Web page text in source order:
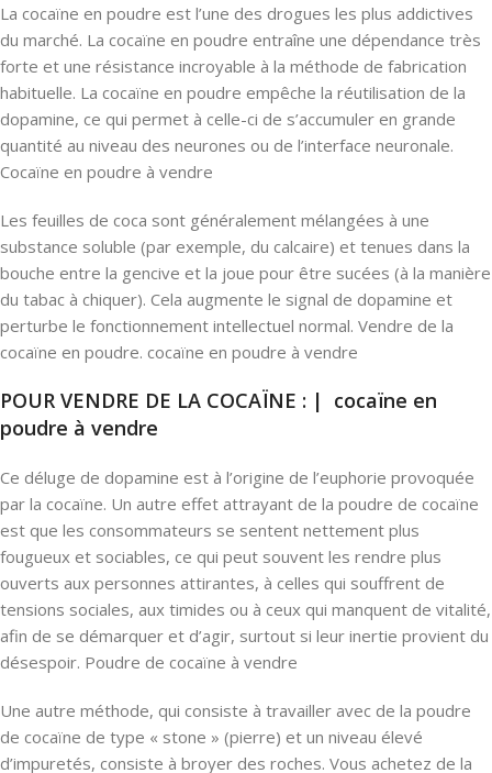
La cocaïne en poudre est l’une des drogues les plus addictives
du marché. La cocaïne en poudre entraîne une dépendance très
forte et une résistance incroyable à la méthode de fabrication
habituelle. La cocaïne en poudre empêche la réutilisation de la
dopamine, ce qui permet à celle-ci de s’accumuler en grande
quantité au niveau des neurones ou de l’interface neuronale.
Cocaïne en poudre à vendre
Les feuilles de coca sont généralement mélangées à une
substance soluble (par exemple, du calcaire) et tenues dans la
bouche entre la gencive et la joue pour être sucées (à la manière
du tabac à chiquer). Cela augmente le signal de dopamine et
perturbe le fonctionnement intellectuel normal. Vendre de la
cocaïne en poudre. cocaïne en poudre à vendre
POUR VENDRE DE LA COCAÏNE : | cocaïne en
poudre à vendre
Ce déluge de dopamine est à l’origine de l’euphorie provoquée
par la cocaïne. Un autre effet attrayant de la poudre de cocaïne
est que les consommateurs se sentent nettement plus
fougueux et sociables, ce qui peut souvent les rendre plus
ouverts aux personnes attirantes, à celles qui souffrent de
tensions sociales, aux timides ou à ceux qui manquent de vitalité,
afin de se démarquer et d’agir, surtout si leur inertie provient du
désespoir. Poudre de cocaïne à vendre
Une autre méthode, qui consiste à travailler avec de la poudre
de cocaïne de type « stone » (pierre) et un niveau élevé
d’impuretés, consiste à broyer des roches. Vous achetez de la